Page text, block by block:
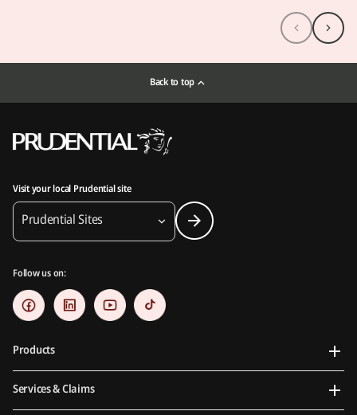
Back to top
Visit your local Prudential site
Prudential Sites
Follow us on:
Products
Services & Claims